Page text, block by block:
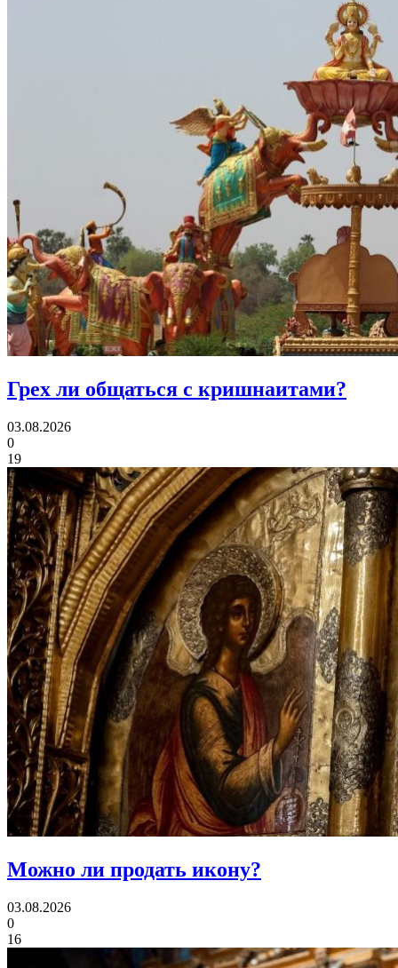
Грех ли общаться с кришнаитами?
03.08.2026
0
19
Можно ли продать икону?
03.08.2026
0
16